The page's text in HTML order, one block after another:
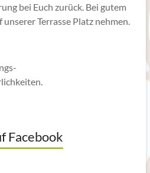
bei Euch zurück. Bei gutem
Terrasse Platz nehmen.
Facebook